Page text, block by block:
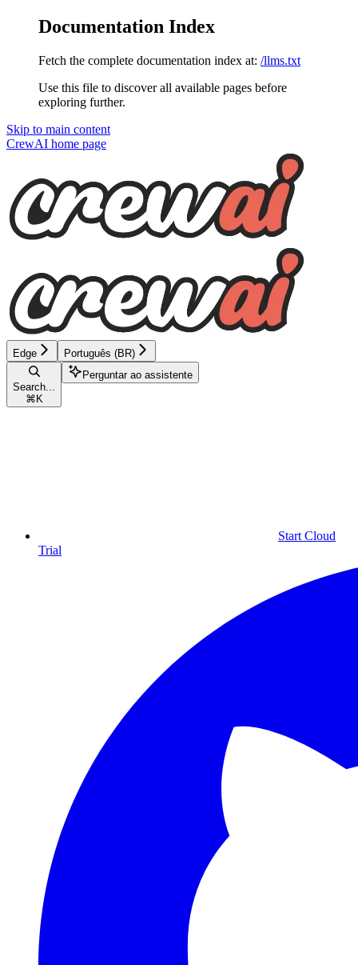
Documentation Index
Fetch the complete documentation index at: /llms.txt
Use this file to discover all available pages before
exploring further.
Skip to main content
CrewAI home page
Edge Português (BR)
Search...
⌘ K
Perguntar ao assistente
Start Cloud
Trial